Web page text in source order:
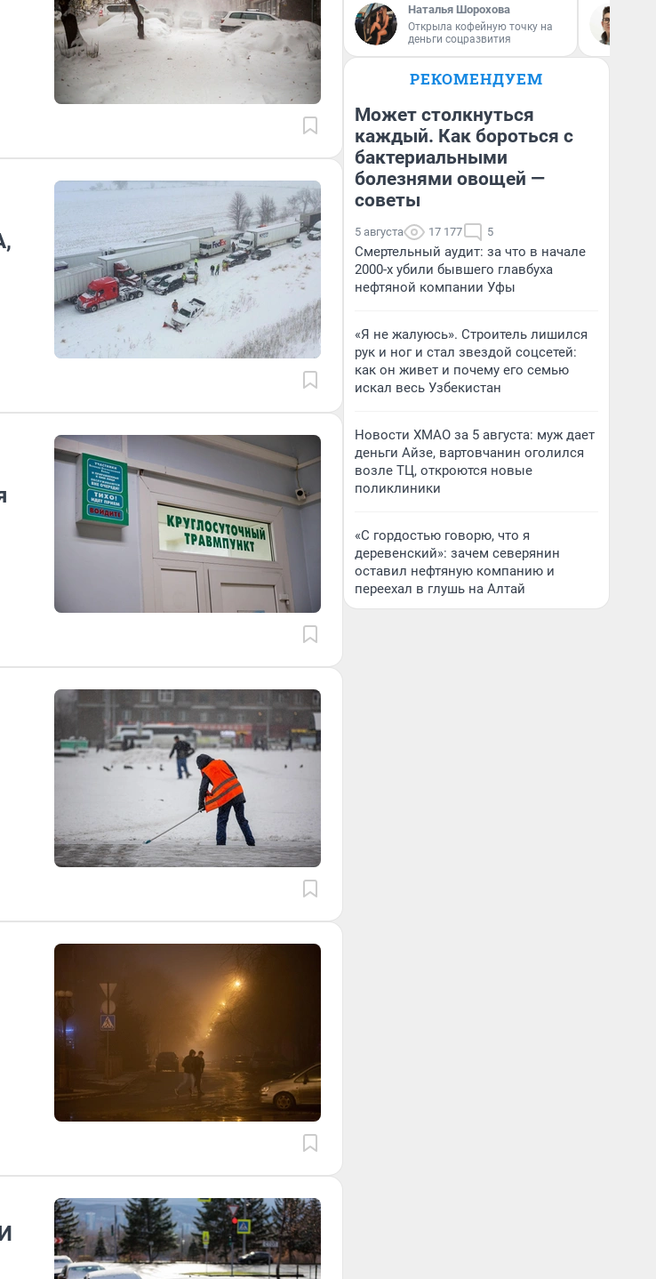
Наталья Шорохова
Открыла кофейную точку на
деньги соцразвития
РЕКОМЕНДУЕМ
Может столкнуться
каждый. Как бороться с
бактериальными
болезнями овощей —
советы
5 августа 17 177 5
Смертельный аудит: за что в начале
2000-х убили бывшего главбуха
нефтяной компании Уфы
«Я не жалуюсь». Строитель лишился
рук и ног и стал звездой соцсетей:
как он живет и почему его семью
искал весь Узбекистан
Новости ХМАО за 5 августа: муж дает
деньги Айзе, вартовчанин оголился
возле ТЦ, откроются новые
поликлиники
«С гордостью говорю, что я
деревенский»: зачем северянин
оставил нефтяную компанию и
переехал в глушь на Алтай